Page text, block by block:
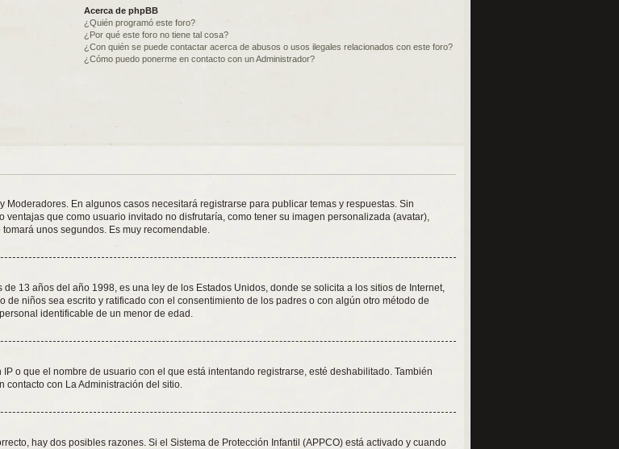
Acerca de phpBB
¿Quién programó este foro?
¿Por qué este foro no tiene tal cosa?
¿Con quién se puede contactar acerca de abusos o usos ilegales relacionados con este foro?
¿Cómo puedo ponerme en contacto con un Administrador?
En algunos casos necesitará registrarse para publicar temas y respuestas. Sin
que como usuario invitado no disfrutaría, como tener su imagen personalizada (avatar),
unos segundos. Es muy recomendable.
13 años del año 1998, es una ley de los Estados Unidos, donde se solicita a los sitios de Internet,
niños sea escrito y ratificado con el consentimiento de los padres o con algún otro método de
identificable de un menor de edad.
o que el nombre de usuario con el que está intentando registrarse, esté deshabilitado. También
contacto con La Administración del sitio.
hay dos posibles razones. Si el Sistema de Protección Infantil (APPCO) está activado y cuando